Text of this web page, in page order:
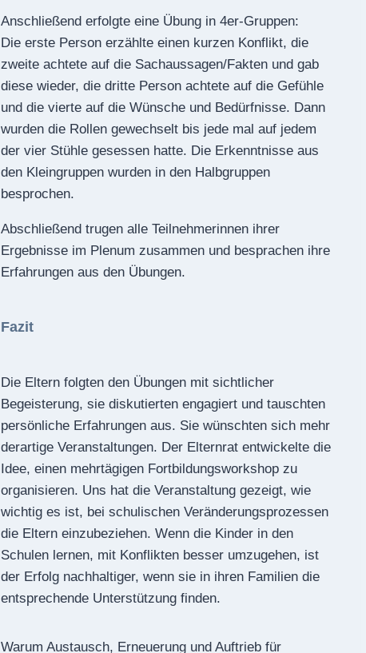
Anschließend erfolgte eine Übung in 4er-Gruppen:
Die erste Person erzählte einen kurzen Konflikt, die
zweite achtete auf die Sachaussagen/Fakten und gab
diese wieder, die dritte Person achtete auf die Gefühle
und die vierte auf die Wünsche und Bedürfnisse. Dann
wurden die Rollen gewechselt bis jede mal auf jedem
der vier Stühle gesessen hatte. Die Erkenntnisse aus
den Kleingruppen wurden in den Halbgruppen
besprochen.
Abschließend trugen alle Teilnehmerinnen ihrer
Ergebnisse im Plenum zusammen und besprachen ihre
Erfahrungen aus den Übungen.
Fazit
Die Eltern folgten den Übungen mit sichtlicher
Begeisterung, sie diskutierten engagiert und tauschten
persönliche Erfahrungen aus. Sie wünschten sich mehr
derartige Veranstaltungen. Der Elternrat entwickelte die
Idee, einen mehrtägigen Fortbildungsworkshop zu
organisieren. Uns hat die Veranstaltung gezeigt, wie
wichtig es ist, bei schulischen Veränderungsprozessen
die Eltern einzubeziehen. Wenn die Kinder in den
Schulen lernen, mit Konflikten besser umzugehen, ist
der Erfolg nachhaltiger, wenn sie in ihren Familien die
entsprechende Unterstützung finden.
Warum Austausch, Erneuerung und Auftrieb für